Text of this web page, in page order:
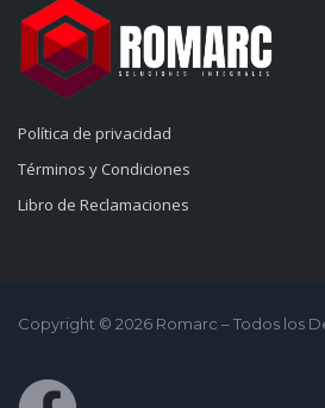
Política de privacidad
Términos y Condiciones
Libro de Reclamaciones
Copyright © 2026 Romarc – Todos los